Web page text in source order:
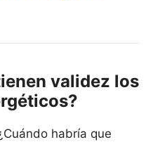
validez los
habría que